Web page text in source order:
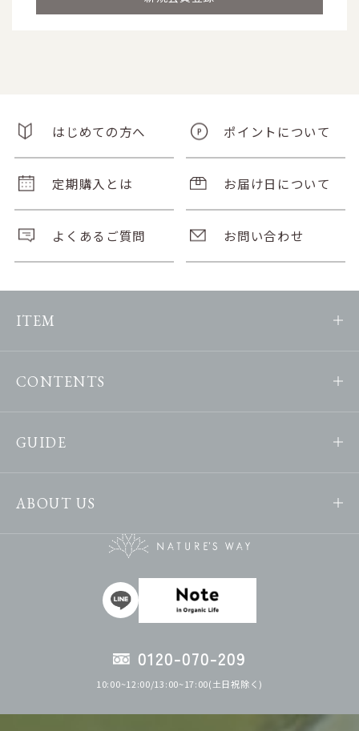
はじめての方へ ポイントについて
定期購入とは お届け日について
よくあるご質問 お問い合わせ
ITEM
CONTENTS
GUIDE
ABOUT US
0120-070-209
10:00~12:00/13:00~17:00(土日祝除く)